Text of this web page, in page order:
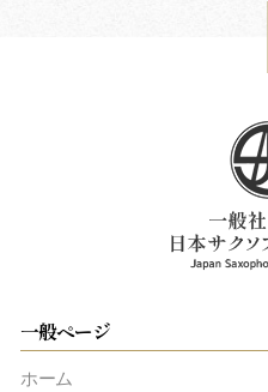
一般ページ
ホーム